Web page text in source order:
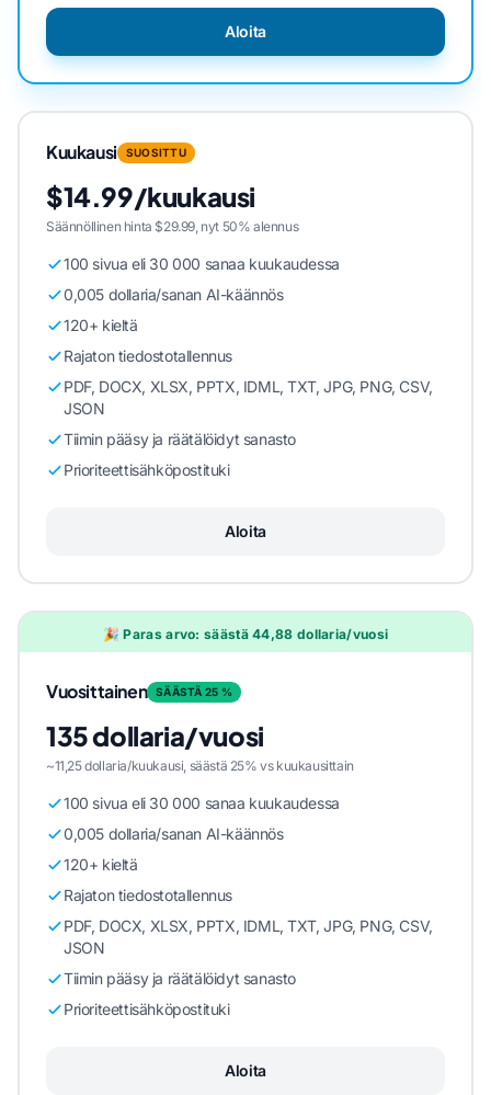
Aloita
Kuukausi SUOSITTU
$14.99/kuukausi
Säännöllinen hinta $29.99, nyt 50% alennus
100 sivua eli 30 000 sanaa kuukaudessa
0,005 dollaria/sanan AI-käännös
120+ kieltä
Rajaton tiedostotallennus
PDF, DOCX, XLSX, PPTX, IDML, TXT, JPG, PNG, CSV,
JSON
Tiimin pääsy ja räätälöidyt sanasto
Prioriteettisähköpostituki
Aloita
🎉 Paras arvo: säästä 44,88 dollaria/vuosi
Vuosittainen SÄÄSTÄ 25 %
135 dollaria/vuosi
~11,25 dollaria/kuukausi, säästä 25% vs kuukausittain
100 sivua eli 30 000 sanaa kuukaudessa
0,005 dollaria/sanan AI-käännös
120+ kieltä
Rajaton tiedostotallennus
PDF, DOCX, XLSX, PPTX, IDML, TXT, JPG, PNG, CSV,
JSON
Tiimin pääsy ja räätälöidyt sanasto
Prioriteettisähköpostituki
Aloita